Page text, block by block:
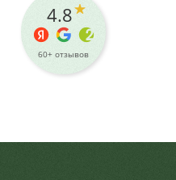
4.8
60+ отзывов